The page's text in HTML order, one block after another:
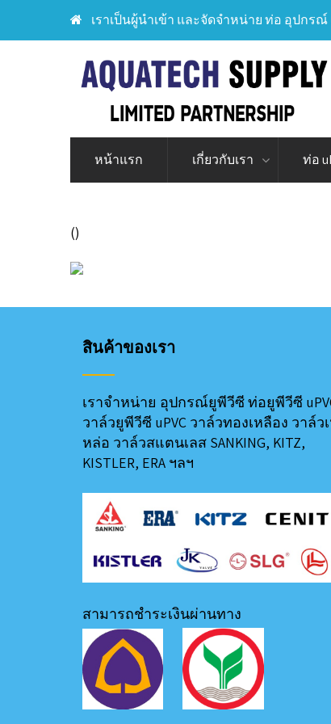
เราเป็นผู้นำเข้า และจัดจำหน่าย ท่อ อุปกรณ์
หน้าแรก เกี่ยวกับเรา ท่อ
()
สินค้าของเรา
เราจำหน่าย อุปกรณ์ยูพีวีซี ท่อยูพีวีซี
วาล์วยูพีวีซี uPVC วาล์วทองเหลือง วาล์ว
หล่อ วาล์วสแตนเลส SANKING, KITZ,
KISTLER, ERA ฯลฯ
สามารถชำระเงินผ่านทาง